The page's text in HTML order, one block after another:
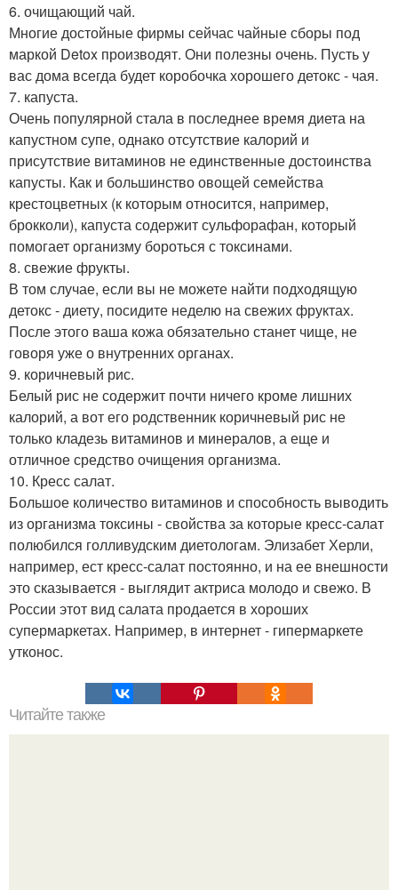
6. очищающий чай.
Многие достойные фирмы сейчас чайные сборы под
маркой Detox производят. Они полезны очень. Пусть у
вас дома всегда будет коробочка хорошего детокс - чая.
7. капуста.
Очень популярной стала в последнее время диета на
капустном супе, однако отсутствие калорий и
присутствие витаминов не единственные достоинства
капусты. Как и большинство овощей семейства
крестоцветных (к которым относится, например,
брокколи), капуста содержит сульфорафан, который
помогает организму бороться с токсинами.
8. свежие фрукты.
В том случае, если вы не можете найти подходящую
детокс - диету, посидите неделю на свежих фруктах.
После этого ваша кожа обязательно станет чище, не
говоря уже о внутренних органах.
9. коричневый рис.
Белый рис не содержит почти ничего кроме лишних
калорий, а вот его родственник коричневый рис не
только кладезь витаминов и минералов, а еще и
отличное средство очищения организма.
10. Кресс салат.
Большое количество витаминов и способность выводить
из организма токсины - свойства за которые кресс-салат
полюбился голливудским диетологам. Элизабет Херли,
например, ест кресс-салат постоянно, и на ее внешности
это сказывается - выглядит актриса молодо и свежо. В
России этот вид салата продается в хороших
супермаркетах. Например, в интернет - гипермаркете
утконос.
Читайте также